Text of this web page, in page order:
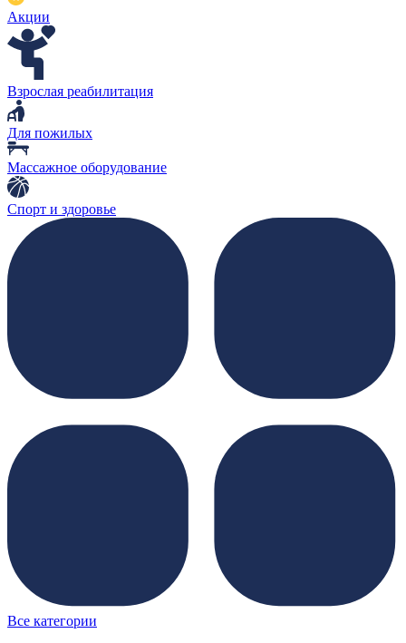
Акции
Взрослая реабилитация
Для пожилых
Массажное оборудование
Спорт и здоровье
Все категории